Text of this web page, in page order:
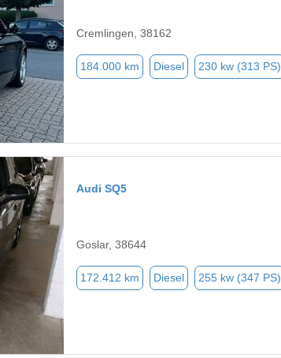
Cremlingen, 38162
184.000 km Diesel 230 kw (313 PS)
Audi SQ5
Goslar, 38644
172.412 km Diesel 255 kw (347 PS)